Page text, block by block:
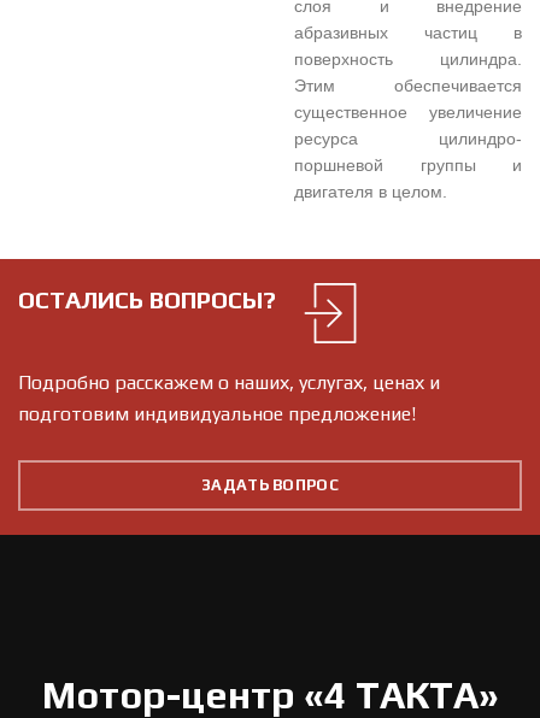
слоя и внедрение
абразивных частиц в
поверхность цилиндра.
Этим обеспечивается
существенное увеличение
ресурса цилиндро-
поршневой группы и
двигателя в целом.
ОСТАЛИСЬ ВОПРОСЫ?
Подробно расскажем о наших, услугах, ценах и
подготовим индивидуальное предложение!
ЗАДАТЬ ВОПРОС
Мотор-центр «4 ТАКТА»